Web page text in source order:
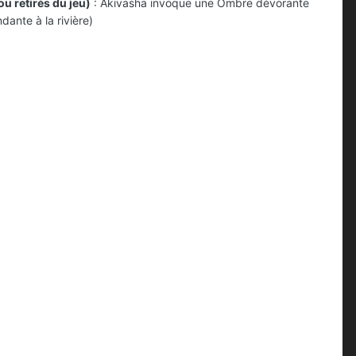
retirés du jeu) : Akivasha invoque une Ombre dévorante
à la rivière)